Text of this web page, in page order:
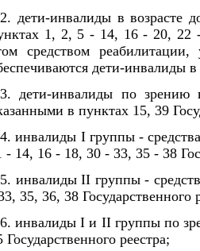
дети-инвалиды в возрасте
1, 2, 5 - 14, 16 - 20, 22
средством
дети-инвалиды в
дети-инвалиды по зрению
в пунктах 15, 39
инвалиды I группы -
- 14, 16 - 18, 30 - 33, 35 - 38
инвалиды II группы -
35, 36, 38 Государственного
инвалиды I и II группы по
Государственного реестра;